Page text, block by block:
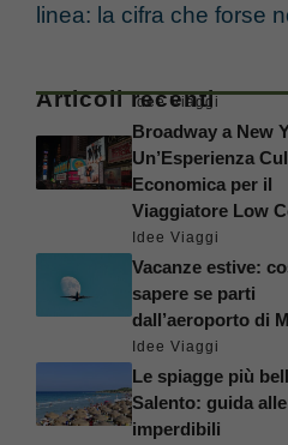
linea: la cifra che forse
Articoli recenti
Idee Viaggi
Broadway a New
Un’Esperienza
Economica per il
Viaggiatore Low
Idee Viaggi
Vacanze estive:
sapere se parti
dall’aeroporto di
Idee Viaggi
Le spiagge più
Salento: guida
imperdibili